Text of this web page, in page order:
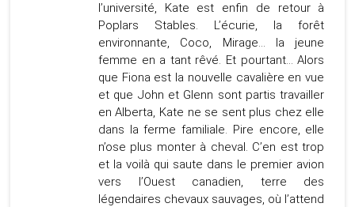
l’université, Kate est enfin de retour à
Poplars Stables. L’écurie, la forêt
environnante, Coco, Mirage… la jeune
femme en a tant rêvé. Et pourtant… Alors
que Fiona est la nouvelle cavalière en vue
et que John et Glenn sont partis travailler
en Alberta, Kate ne se sent plus chez elle
dans la ferme familiale. Pire encore, elle
n’ose plus monter à cheval. C’en est trop
et la voilà qui saute dans le premier avion
vers l’Ouest canadien, terre des
légendaires chevaux sauvages, où l’attend